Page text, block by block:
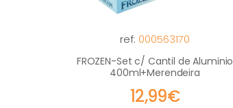
ref: 000563170
FROZEN-Set c/ Cantil de Aluminio
400ml+Merendeira
12,99€